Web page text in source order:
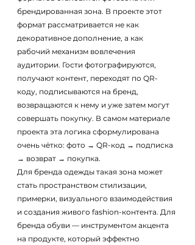
брендированная зона. В проекте этот
формат рассматривается не как
декоративное дополнение, а как
рабочий механизм вовлечения
аудитории. Гости фотографируются,
получают контент, переходят по QR-
коду, подписываются на бренд,
возвращаются к нему и уже затем могут
совершать покупку. В самом материале
проекта эта логика сформулирована
очень чётко: фото → QR-код → подписка
→ возврат → покупка.
Для бренда одежды такая зона может
стать пространством стилизации,
примерки, визуального взаимодействия
и создания живого fashion-контента. Для
бренда обуви — инструментом акцента
на продукте, который эффектно